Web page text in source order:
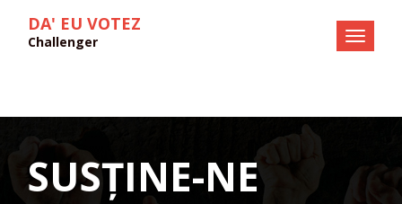
DA' EU VOTEZ
Challenger
SUSȚINE-NE